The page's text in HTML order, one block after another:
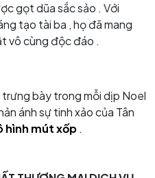
gọt dũa sắc sảo . Với
tạo tài ba , họ đã mang
vô cùng độc đáo .
bày trong mỗi dịp Noel
ánh sự tinh xảo của Tân
hình mút xốp .